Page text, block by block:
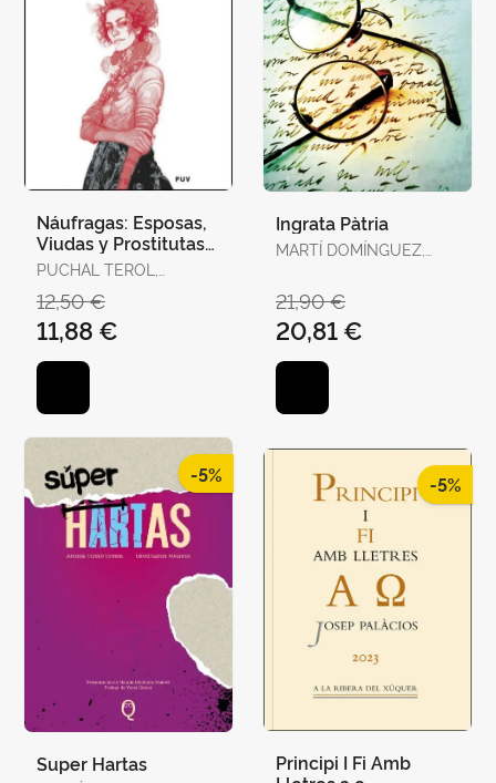
Náufragas: Esposas,
Viudas y Prostitutas
en la Escena
PUCHAL TEROL,
12,50 €
11,88 €
Ingrata Pàtria
MARTÍ DOMÍNGUEZ,
21,90 €
20,81 €
-5%
Super Hartas
-5%
Principi I Fi Amb